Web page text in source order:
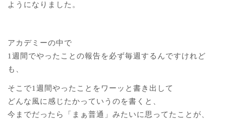
ようになりました。
アカデミーの中で
1週間でやったことの報告を必ず毎週するんですけれど
も、
そこで1週間やったことをワーッと書き出して
どんな風に感じたかっていうのを書くと、
今までだったら「まぁ普通」みたいに思ってたことが、